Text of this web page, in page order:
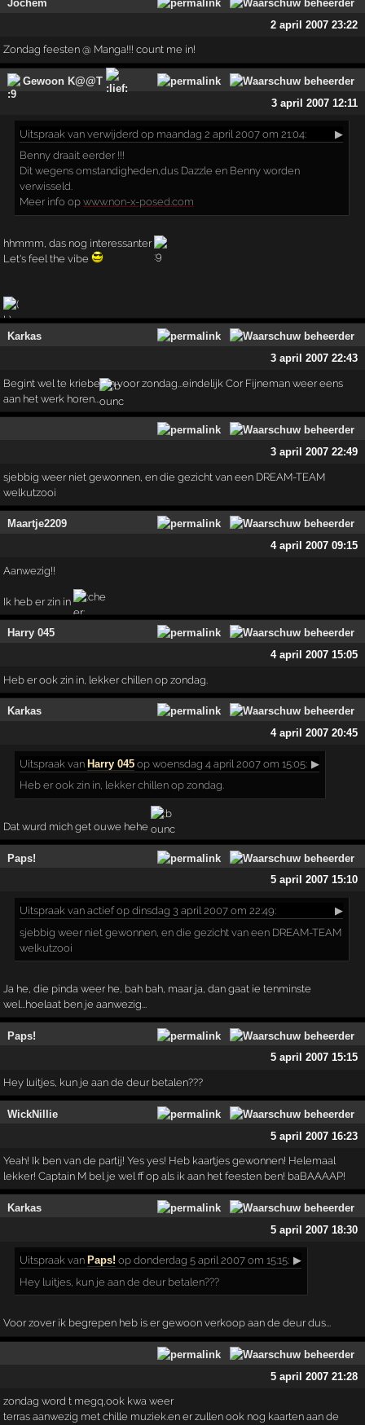
Jochem
2 april 2007 23:22
Zondag feesten @ Manga!!! count me in!
Gewoon K@@T
3 april 2007 12:11
Uitspraak van verwijderd op maandag 2 april 2007 om 21:04:
▶
Benny draait eerder !!!
Dit wegens omstandigheden,dus Dazzle en Benny worden
verwisseld.
Meer info opwww.non-x-posed.com
hhmmm, das nog interessanter
Let's feel the vibe
Karkas
3 april 2007 22:43
Begint wel te kriebelen voor zondag...eindelijk Cor Fijneman weer eens
aan het werk horen...
3 april 2007 22:49
sjebbig weer niet gewonnen, en die gezicht van een DREAM-TEAM
welkutzooi
Maartje2209
4 april 2007 09:15
Aanwezig!!
Ik heb er zin in
Harry 045
4 april 2007 15:05
Heb er ook zin in, lekker chillen op zondag.
Karkas
4 april 2007 20:45
Uitspraak van Harry 045 op woensdag 4 april 2007 om 15:05: ▶
Heb er ook zin in, lekker chillen op zondag.
Dat wurd mich get ouwe hehe
Paps!
5 april 2007 15:10
Uitspraak van actief op dinsdag 3 april 2007 om 22:49:
▶
sjebbig weer niet gewonnen, en die gezicht van een DREAM-TEAM
welkutzooi
Ja he, die pinda weer he, bah bah, maar ja, dan gaat ie tenminste
wel...hoelaat ben je aanwezig...
Paps!
5 april 2007 15:15
Hey luitjes, kun je aan de deur betalen???
WickNillie
5 april 2007 16:23
Yeah! Ik ben van de partij! Yes yes! Heb kaartjes gewonnen! Helemaal
lekker! Captain M bel je wel ff op als ik aan het feesten ben! baBAAAAP!
Karkas
5 april 2007 18:30
Uitspraak van Paps! op donderdag 5 april 2007 om 15:15: ▶
Hey luitjes, kun je aan de deur betalen???
Voor zover ik begrepen heb is er gewoon verkoop aan de deur dus...
5 april 2007 21:28
zondag word t megq,ook kwa weer
terras aanwezig met chille muziek.en er zullen ook nog kaarten aan de